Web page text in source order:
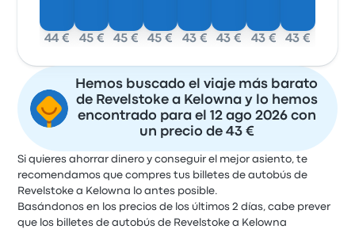
44 € 45 € 45 € 45 € 43 € 43 € 43 € 43 €
Hemos buscado el viaje más barato
de Revelstoke a Kelowna y lo hemos
encontrado para el 12 ago 2026 con
un precio de 43 €
Si quieres ahorrar dinero y conseguir el mejor asiento, te
recomendamos que compres tus billetes de autobús de
Revelstoke a Kelowna lo antes posible.
Basándonos en los precios de los últimos 2 días, cabe prever
que los billetes de autobús de Revelstoke a Kelowna